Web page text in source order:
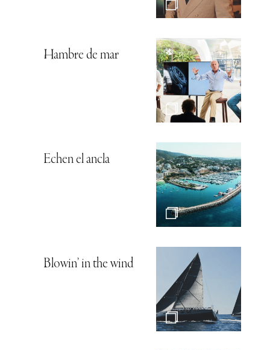
Hambre de mar
Echen el ancla
Blowin’ in the wind